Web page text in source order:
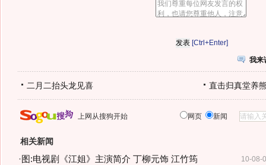
[Ctrl+Enter]
我来
二月二抬头龙见喜 直击归真堂养
上网从搜狗开始 网页 新闻
相关新闻
10-08-
· 图:电视剧《江姐》主演简介 丁柳元饰 江竹筠